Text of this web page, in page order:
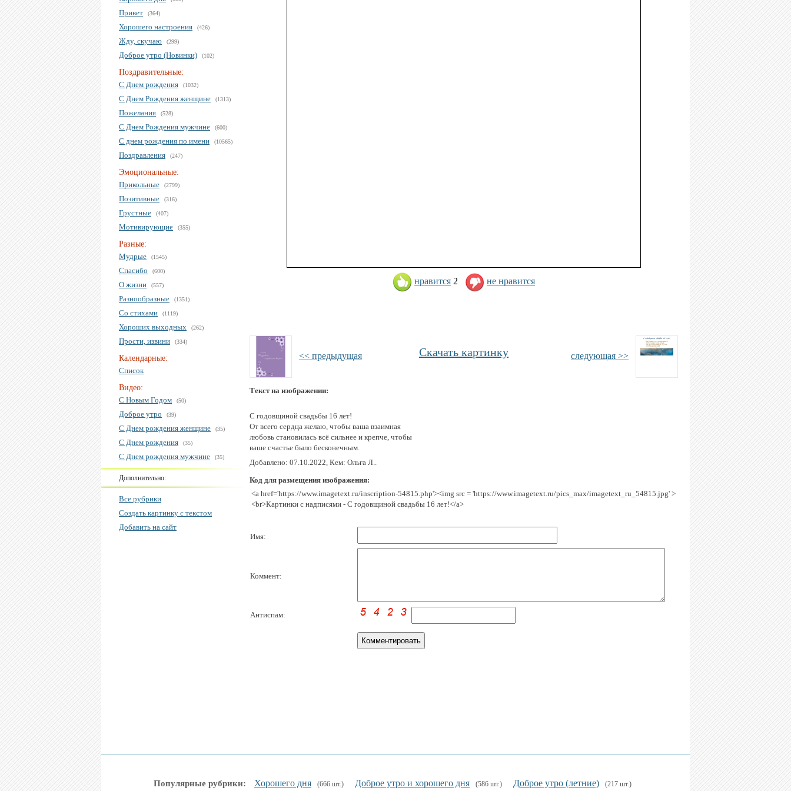
Привет (364)
Хорошего настроения (426)
Жду, скучаю (299)
Доброе утро (Новинки) (102)
Поздравительные:
С Днем рождения
(1032)
С Днем Рождения женщине (1313)
Пожелания (528)
С Днем Рождения мужчине (600)
С днем рождения по имени (10565)
Поздравления (247)
Эмоциональные:
Прикольные
(2799)
Позитивные (316)
Грустные (407)
Мотивирующие (355)
Разные:
Мудрые
(1545)
Спасибо (600)
О жизни (557)
Разнообразные (1351)
Со стихами (1119)
Хороших выходных (262)
Прости, извини (334)
Календарные:
Список
Видео:
С Новым Годом
(50)
Доброе утро (39)
С Днем рождения женщине (35)
С Днем рождения (35)
С Днем рождения мужчине (35)
Дополнительно:
Все рубрики
Создать картинку с текстом
Добавить на сайт
нравится 2 не нравится
<< предыдущая следующая >>
Скачать картинку
Текст на изображении:
С годовщиной свадьбы 16 лет!
От всего сердца желаю, чтобы ваша взаимная
любовь становилась всё сильнее и крепче, чтобы
ваше счастье было бесконечным.
Добавлено: 07.10.2022, Кем: Ольга Л..
Код для размещения изображения:
<a href='https://www.imagetext.ru/inscription-54815.php'><img src = 'https://www.imagetext.ru/pics_max/imagetext_ru_54815.jpg' >
<br>Картинки с надписями - С годовщиной свадьбы 16 лет!</a>
Имя:
Коммент:
Антиспам:
Популярные рубрики: Хорошего дня (666 шт.) Доброе утро и хорошего дня (586 шт.) Доброе утро (летние) (217 шт.)